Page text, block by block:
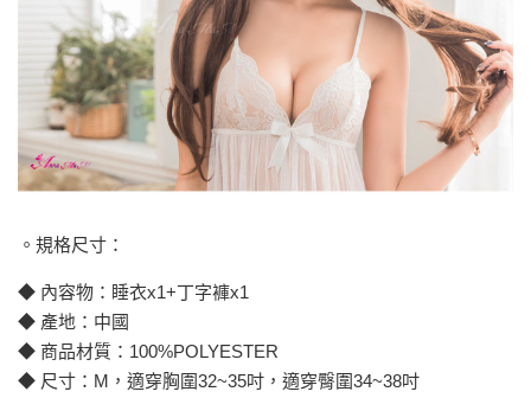
。規格尺寸：
◆ 內容物：睡衣x1+丁字褲x1
◆ 產地：中國
◆ 商品材質：100%POLYESTER
◆ 尺寸：M，適穿胸圍32~35吋，適穿臀圍34~38吋